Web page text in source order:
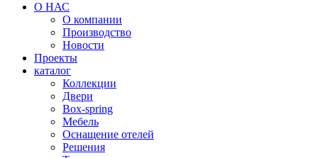
О НАС
О компании
Производство
Новости
Проекты
каталог
Коллекции
Двери
Box-spring
Мебель
Оснащение отелей
Решения